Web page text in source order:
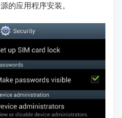
的应用程序安装。